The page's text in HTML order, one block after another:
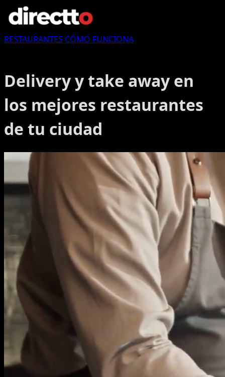
RESTAURANTES CÓMO FUNCIONA
Delivery y take away en
los mejores restaurantes
de tu ciudad